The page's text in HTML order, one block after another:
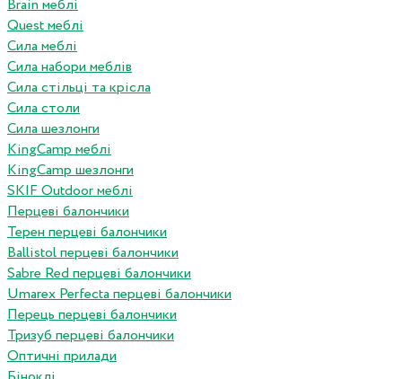
Brain меблі
Quest меблі
Сила меблі
Сила набори меблів
Сила стільці та крісла
Сила столи
Сила шезлонги
KingCamp меблі
KingCamp шезлонги
SKIF Outdoor меблі
Перцеві балончики
Терен перцеві балончики
Ballistol перцеві балончики
Sabre Red перцеві балончики
Umarex Perfecta перцеві балончики
Перець перцеві балончики
Тризуб перцеві балончики
Оптичні прилади